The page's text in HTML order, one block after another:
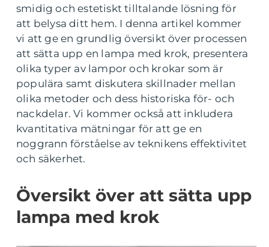
smidig och estetiskt tilltalande lösning för
att belysa ditt hem. I denna artikel kommer
vi att ge en grundlig översikt över processen
att sätta upp en lampa med krok, presentera
olika typer av lampor och krokar som är
populära samt diskutera skillnader mellan
olika metoder och dess historiska för- och
nackdelar. Vi kommer också att inkludera
kvantitativa mätningar för att ge en
noggrann förståelse av teknikens effektivitet
och säkerhet.
Översikt över att sätta upp
lampa med krok